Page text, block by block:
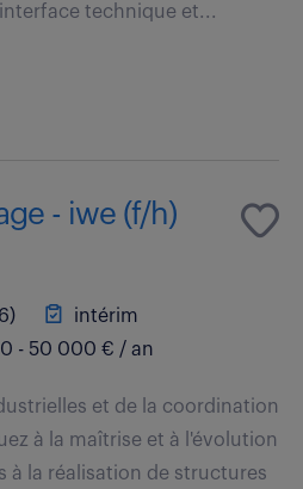
technique et...
- iwe (f/h)
intérim
- 50 000 € / an
et de la coordination
à la maîtrise et à l'évolution
à la réalisation de structures